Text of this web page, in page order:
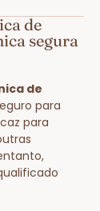
de
segura
de
para
para